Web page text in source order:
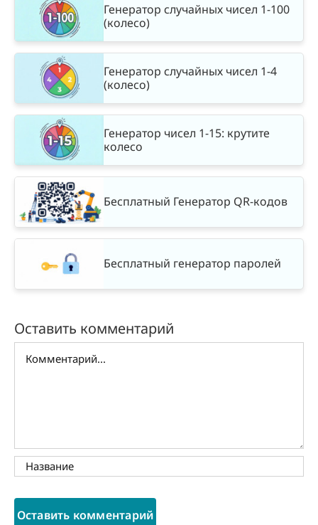
Генератор случайных чисел 1-100
(колесо)
Генератор случайных чисел 1-4
(колесо)
Генератор чисел 1-15: крутите
колесо
Бесплатный Генератор QR-кодов
Бесплатный генератор паролей
Оставить комментарий